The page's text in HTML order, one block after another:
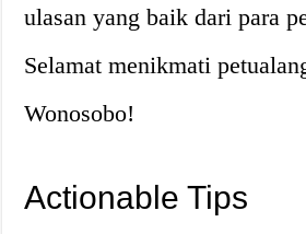
ulasan yang baik dari para
Selamat menikmati
Wonosobo!
Actionable Tips